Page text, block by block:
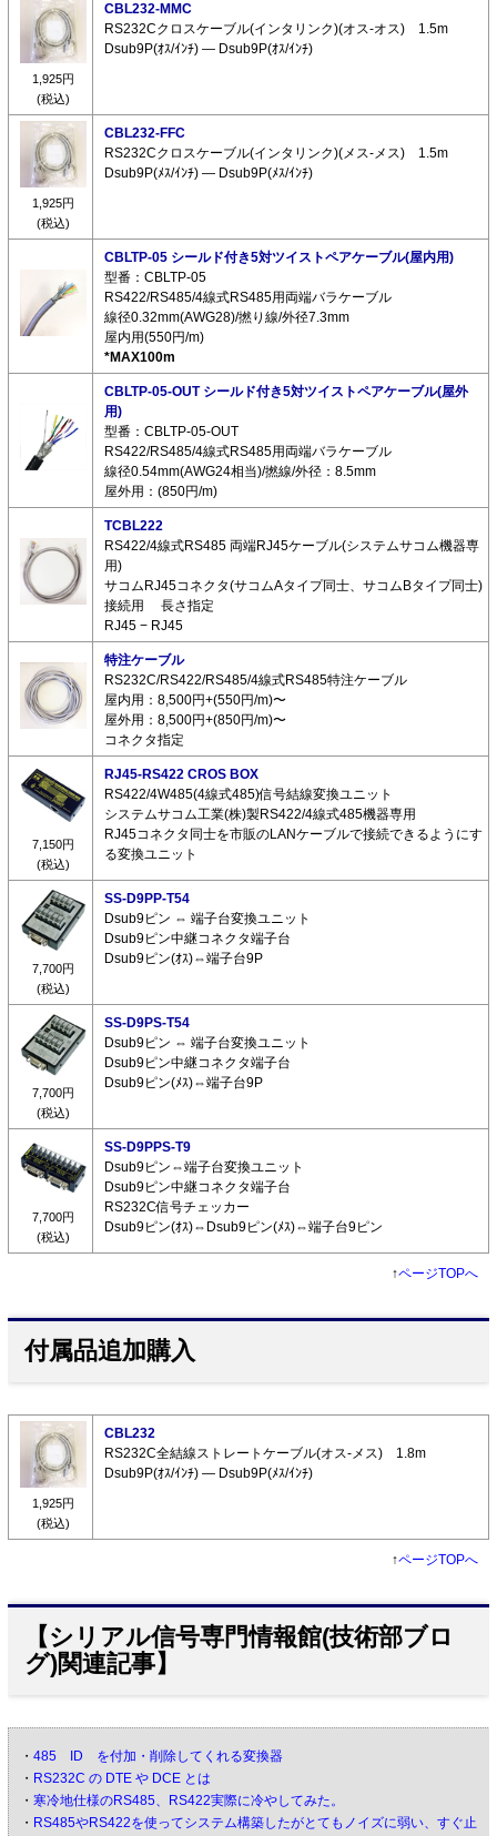
1,925円
(税込)
CBL232-MMC
RS232Cクロスケーブル(インタリンク)(オス-オス) 1.5m
Dsub9P(ｵｽ/ｲﾝﾁ) ― Dsub9P(ｵｽ/ｲﾝﾁ)
1,925円
(税込)
CBL232-FFC
RS232Cクロスケーブル(インタリンク)(メス-メス) 1.5m
Dsub9P(ﾒｽ/ｲﾝﾁ) ― Dsub9P(ﾒｽ/ｲﾝﾁ)
CBLTP-05 シールド付き5対ツイストペアケーブル(屋内用)
型番：CBLTP-05
RS422/RS485/4線式RS485用両端バラケーブル
線径0.32mm(AWG28)/撚り線/外径7.3mm
屋内用(550円/m)
*MAX100m
CBLTP-05-OUT シールド付き5対ツイストペアケーブル(屋外
用)
型番：CBLTP-05-OUT
RS422/RS485/4線式RS485用両端バラケーブル
線径0.54mm(AWG24相当)/撚線/外径：8.5mm
屋外用：(850円/m)
TCBL222
RS422/4線式RS485 両端RJ45ケーブル(システムサコム機器専
用)
サコムRJ45コネクタ(サコムAタイプ同士、サコムBタイプ同士)
接続用 長さ指定
RJ45 − RJ45
特注ケーブル
RS232C/RS422/RS485/4線式RS485特注ケーブル
屋内用：8,500円+(550円/m)〜
屋外用：8,500円+(850円/m)〜
コネクタ指定
7,150円
(税込)
RJ45-RS422 CROS BOX
RS422/4W485(4線式485)信号結線変換ユニット
システムサコム工業(株)製RS422/4線式485機器専用
RJ45コネクタ同士を市販のLANケーブルで接続できるようにす
る変換ユニット
7,700円
(税込)
SS-D9PP-T54
Dsub9ピン ⇔ 端子台変換ユニット
Dsub9ピン中継コネクタ端子台
Dsub9ピン(ｵｽ)⇔端子台9P
7,700円
(税込)
SS-D9PS-T54
Dsub9ピン ⇔ 端子台変換ユニット
Dsub9ピン中継コネクタ端子台
Dsub9ピン(ﾒｽ)⇔端子台9P
7,700円
(税込)
SS-D9PPS-T9
Dsub9ピン⇔端子台変換ユニット
Dsub9ピン中継コネクタ端子台
RS232C信号チェッカー
Dsub9ピン(ｵｽ)⇔Dsub9ピン(ﾒｽ)⇔端子台9ピン
↑ページTOPへ
付属品追加購入
1,925円
(税込)
CBL232
RS232C全結線ストレートケーブル(オス-メス) 1.8m
Dsub9P(ｵｽ/ｲﾝﾁ) ― Dsub9P(ﾒｽ/ｲﾝﾁ)
↑ページTOPへ
【シリアル信号専門情報館(技術部ブロ
グ)関連記事】
・ 485 ID を付加・削除してくれる変換器
・ RS232C の DTE や DCE とは
・ 寒冷地仕様のRS485、RS422実際に冷やしてみた。
・ RS485やRS422を使ってシステム構築したがとてもノイズに弱い、すぐ止